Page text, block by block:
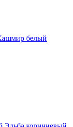
белый